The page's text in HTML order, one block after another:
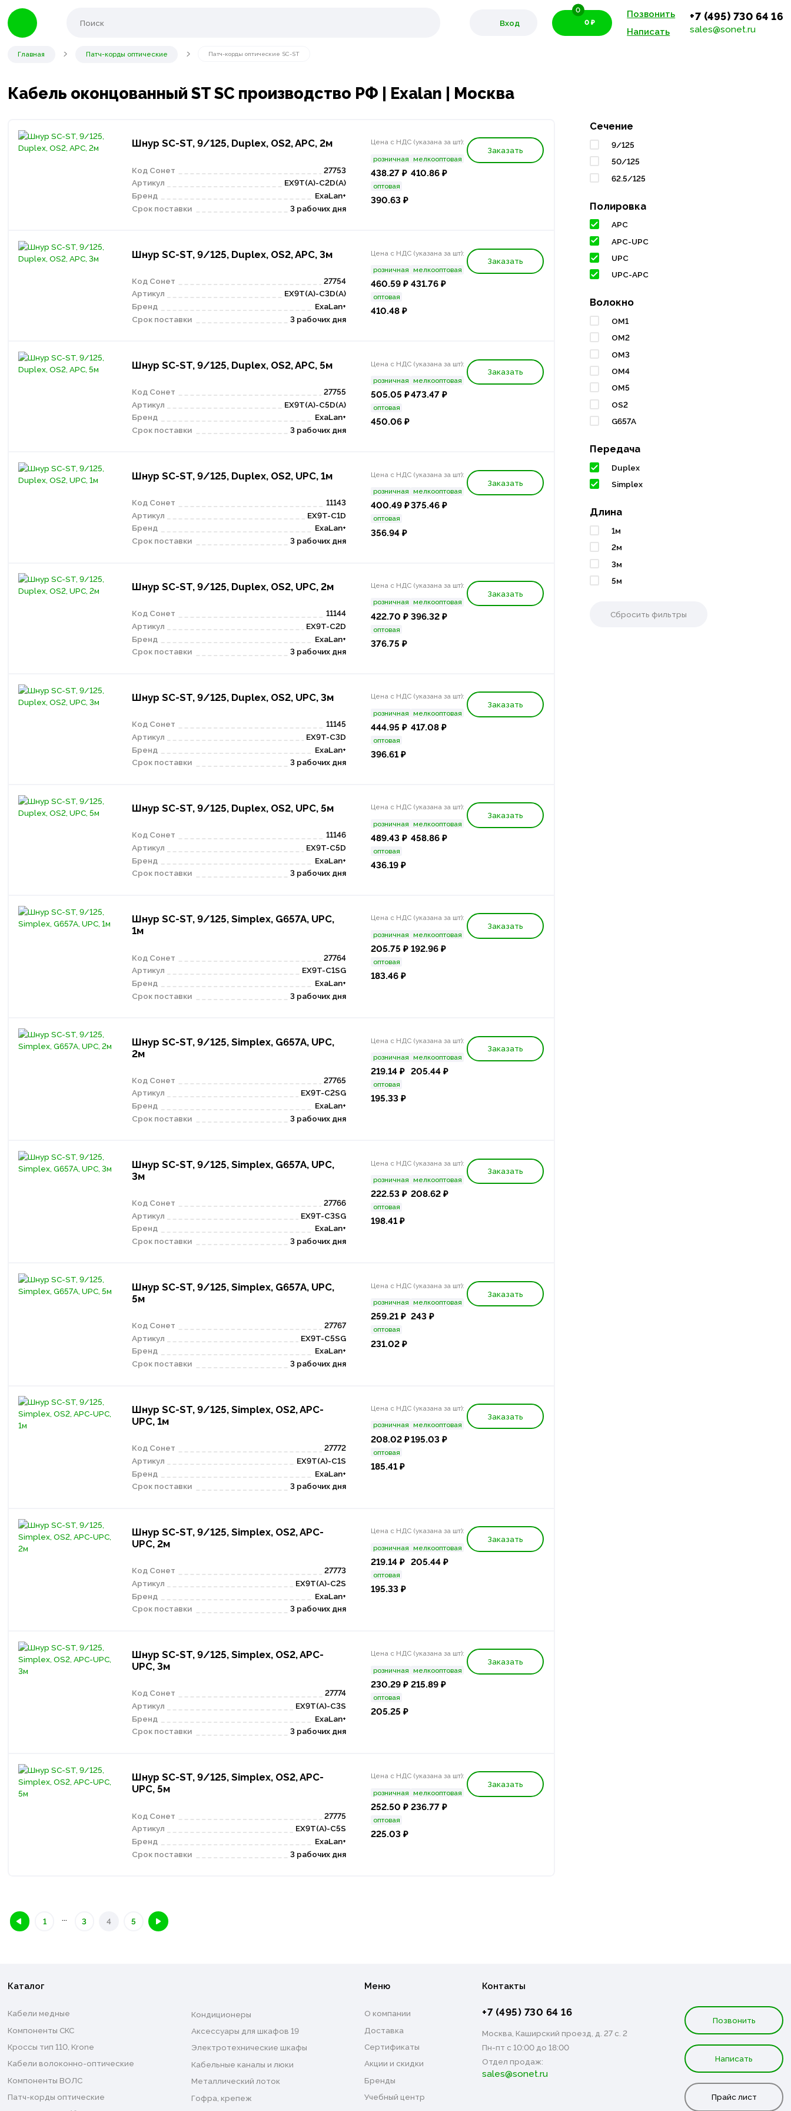
Вход 0 ₽
0
Позвонить
Написать
+7 (495) 730 64 16
sales@sonet.ru
Главная Патч-корды оптические Патч-корды оптические SC-ST
Кабель оконцованный ST SC производство РФ | Exalan | Москва
Сечение
9/125
50/125
62.5/125
Полировка
APC
APC-UPC
UPC
UPC-APC
Волокно
OM1
OM2
OM3
OM4
OM5
OS2
G657A
Передача
Duplex
Simplex
Длина
1м
2м
3м
5м
Сбросить фильтры
Шнур SC-ST, 9/125, Duplex, OS2, APC, 2м
Код Сонет
27753
Артикул
EX9T(A)-C2D(A)
Бренд
ExaLan+
Срок поставки
3 рабочих дня
Цена с НДС (указана за шт):
розничная
438.27 ₽
мелкооптовая
410.86 ₽
оптовая
390.63 ₽
Заказать
Шнур SC-ST, 9/125, Duplex, OS2, APC, 3м
Код Сонет
27754
Артикул
EX9T(A)-C3D(A)
Бренд
ExaLan+
Срок поставки
3 рабочих дня
Цена с НДС (указана за шт):
розничная
460.59 ₽
мелкооптовая
431.76 ₽
оптовая
410.48 ₽
Заказать
Шнур SC-ST, 9/125, Duplex, OS2, APC, 5м
Код Сонет
27755
Артикул
EX9T(A)-C5D(A)
Бренд
ExaLan+
Срок поставки
3 рабочих дня
Цена с НДС (указана за шт):
розничная
505.05 ₽
мелкооптовая
473.47 ₽
оптовая
450.06 ₽
Заказать
Шнур SC-ST, 9/125, Duplex, OS2, UPC, 1м
Код Сонет
11143
Артикул
EX9T-C1D
Бренд
ExaLan+
Срок поставки
3 рабочих дня
Цена с НДС (указана за шт):
розничная
400.49 ₽
мелкооптовая
375.46 ₽
оптовая
356.94 ₽
Заказать
Шнур SC-ST, 9/125, Duplex, OS2, UPC, 2м
Код Сонет
11144
Артикул
EX9T-C2D
Бренд
ExaLan+
Срок поставки
3 рабочих дня
Цена с НДС (указана за шт):
розничная
422.70 ₽
мелкооптовая
396.32 ₽
оптовая
376.75 ₽
Заказать
Шнур SC-ST, 9/125, Duplex, OS2, UPC, 3м
Код Сонет
11145
Артикул
EX9T-C3D
Бренд
ExaLan+
Срок поставки
3 рабочих дня
Цена с НДС (указана за шт):
розничная
444.95 ₽
мелкооптовая
417.08 ₽
оптовая
396.61 ₽
Заказать
Шнур SC-ST, 9/125, Duplex, OS2, UPC, 5м
Код Сонет
11146
Артикул
EX9T-C5D
Бренд
ExaLan+
Срок поставки
3 рабочих дня
Цена с НДС (указана за шт):
розничная
489.43 ₽
мелкооптовая
458.86 ₽
оптовая
436.19 ₽
Заказать
Шнур SC-ST, 9/125, Simplex, G657A, UPC,
1м
Код Сонет
27764
Артикул
EX9T-C1SG
Бренд
ExaLan+
Срок поставки
3 рабочих дня
Цена с НДС (указана за шт):
розничная
205.75 ₽
мелкооптовая
192.96 ₽
оптовая
183.46 ₽
Заказать
Шнур SC-ST, 9/125, Simplex, G657A, UPC,
2м
Код Сонет
27765
Артикул
EX9T-C2SG
Бренд
ExaLan+
Срок поставки
3 рабочих дня
Цена с НДС (указана за шт):
розничная
219.14 ₽
мелкооптовая
205.44 ₽
оптовая
195.33 ₽
Заказать
Шнур SC-ST, 9/125, Simplex, G657A, UPC,
3м
Код Сонет
27766
Артикул
EX9T-C3SG
Бренд
ExaLan+
Срок поставки
3 рабочих дня
Цена с НДС (указана за шт):
розничная
222.53 ₽
мелкооптовая
208.62 ₽
оптовая
198.41 ₽
Заказать
Шнур SC-ST, 9/125, Simplex, G657A, UPC,
5м
Код Сонет
27767
Артикул
EX9T-C5SG
Бренд
ExaLan+
Срок поставки
3 рабочих дня
Цена с НДС (указана за шт):
розничная
259.21 ₽
мелкооптовая
243 ₽
оптовая
231.02 ₽
Заказать
Шнур SC-ST, 9/125, Simplex, OS2, APC-
UPC, 1м
Код Сонет
27772
Артикул
EX9T(A)-C1S
Бренд
ExaLan+
Срок поставки
3 рабочих дня
Цена с НДС (указана за шт):
розничная
208.02 ₽
мелкооптовая
195.03 ₽
оптовая
185.41 ₽
Заказать
Шнур SC-ST, 9/125, Simplex, OS2, APC-
UPC, 2м
Код Сонет
27773
Артикул
EX9T(A)-C2S
Бренд
ExaLan+
Срок поставки
3 рабочих дня
Цена с НДС (указана за шт):
розничная
219.14 ₽
мелкооптовая
205.44 ₽
оптовая
195.33 ₽
Заказать
Шнур SC-ST, 9/125, Simplex, OS2, APC-
UPC, 3м
Код Сонет
27774
Артикул
EX9T(A)-C3S
Бренд
ExaLan+
Срок поставки
3 рабочих дня
Цена с НДС (указана за шт):
розничная
230.29 ₽
мелкооптовая
215.89 ₽
оптовая
205.25 ₽
Заказать
Шнур SC-ST, 9/125, Simplex, OS2, APC-
UPC, 5м
Код Сонет
27775
Артикул
EX9T(A)-C5S
Бренд
ExaLan+
Срок поставки
3 рабочих дня
Цена с НДС (указана за шт):
розничная
252.50 ₽
мелкооптовая
236.77 ₽
оптовая
225.03 ₽
Заказать
1 ... 3 4 5
Каталог
Кабели медные
Компоненты СКС
Кроссы тип 110, Krone
Кабели волоконно-оптические
Компоненты ВОЛС
Патч-корды оптические
Кондиционеры
Аксессуары для шкафов 19
Электротехнические шкафы
Кабельные каналы и люки
Металлический лоток
Гофра, крепеж
Меню
О компании
Доставка
Сертификаты
Акции и скидки
Бренды
Учебный центр
Контакты
+7 (495) 730 64 16
Москва, Каширский проезд, д. 27 с. 2
Пн-пт с 10:00 до 18:00
Отдел продаж:
sales@sonet.ru
Позвонить
Написать
Прайс лист